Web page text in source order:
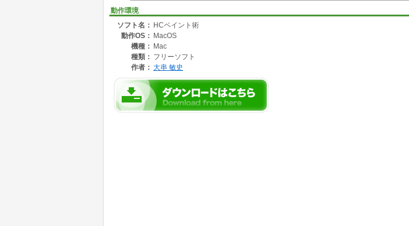
動作環境
ソフト名： HCペイント術
動作OS： MacOS
機種： Mac
種類： フリーソフト
作者： 大串 敏史